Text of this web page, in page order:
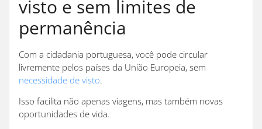
visto e sem limites de
permanência
Com a cidadania portuguesa, você pode circular
livremente pelos países da União Europeia, sem
necessidade de visto.
Isso facilita não apenas viagens, mas também novas
oportunidades de vida.